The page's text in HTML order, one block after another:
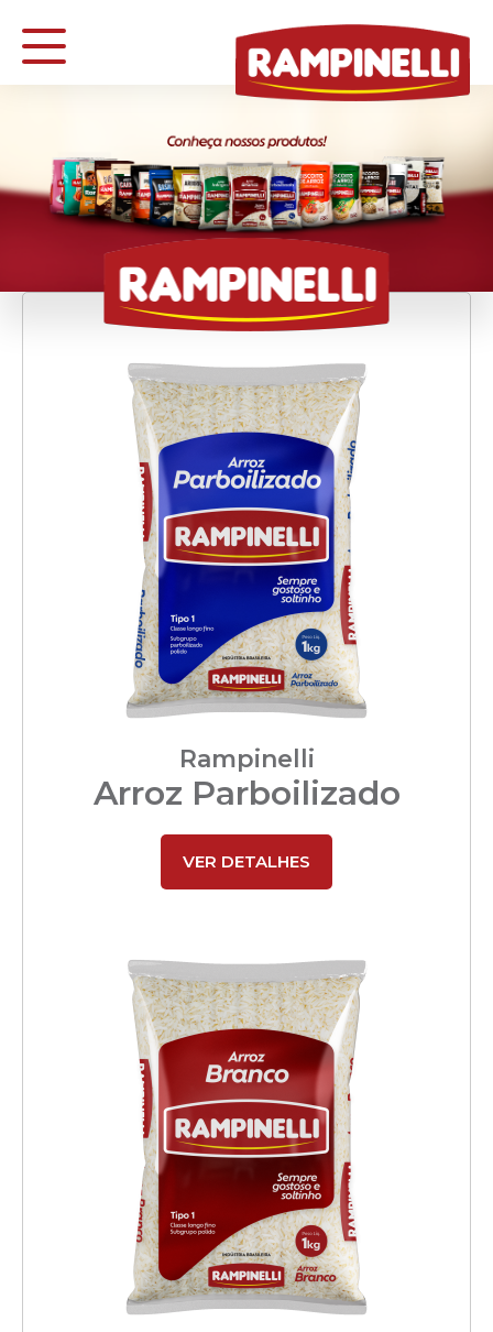
Rampinelli
Arroz Parboilizado
VER DETALHES